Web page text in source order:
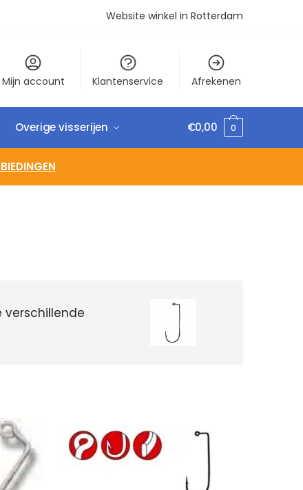
Website winkel in Rotterdam
Mijn account Klantenservice Afrekenen
Overige visserijen €0,00 0
verschillende